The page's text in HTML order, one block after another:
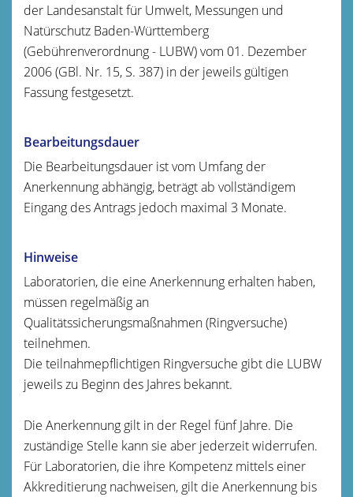
der Landesanstalt für Umwelt, Messungen und
Natürschutz Baden-Württemberg
(Gebührenverordnung - LUBW) vom 01. Dezember
2006 (GBl. Nr. 15, S. 387) in der jeweils gültigen
Fassung festgesetzt.
Bearbeitungsdauer
Die Bearbeitungsdauer ist vom Umfang der
Anerkennung abhängig, beträgt ab vollständigem
Eingang des Antrags jedoch maximal 3 Monate.
Hinweise
Laboratorien, die eine Anerkennung erhalten haben,
müssen regelmäßig an
Qualitätssicherungsmaßnahmen (Ringversuche)
teilnehmen.
Die teilnahmepflichtigen Ringversuche gibt die LUBW
jeweils zu Beginn des Jahres bekannt.
Die Anerkennung gilt in der Regel fünf Jahre. Die
zuständige Stelle kann sie aber jederzeit widerrufen.
Für Laboratorien, die ihre Kompetenz mittels einer
Akkreditierung nachweisen, gilt die Anerkennung bis